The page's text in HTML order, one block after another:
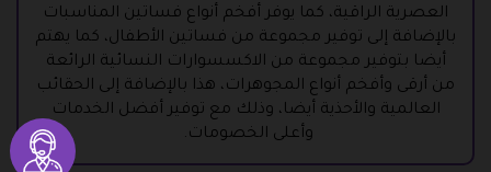
العصرية الراقية، كما يوفر أفخم أنواع فساتين المناسبات
بالإضافة إلى توفير مجموعة من فساتين الأطفال، كما يهتم
أيضا بتوفير مجموعة من الاكسسوارات النسائية الرائعة
من أرقى وأفخم أنواع المجوهرات، هذا بالإضافة إلى الحقائب
العالمية والأحذية أيضا، وذلك مع توفير أفضل الخدمات
وأعلى الخصومات.